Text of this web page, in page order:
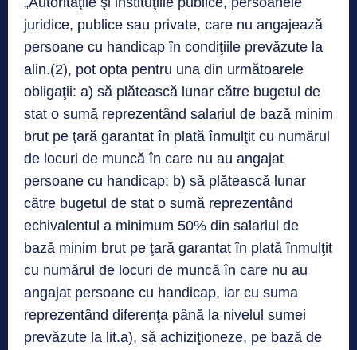
juridice, publice sau private, care nu angajează
persoane cu handicap în condiţiile prevăzute la
alin.(2), pot opta pentru una din următoarele
obligaţii: a) să plătească lunar către bugetul de
stat o sumă reprezentând salariul de bază minim
brut pe ţară garantat în plată înmulţit cu numărul
de locuri de muncă în care nu au angajat
persoane cu handicap; b) să plătească lunar
către bugetul de stat o sumă reprezentând
echivalentul a minimum 50% din salariul de
bază minim brut pe ţară garantat în plată înmulţit
cu numărul de locuri de muncă în care nu au
angajat persoane cu handicap, iar cu suma
reprezentând diferenţa până la nivelul sumei
prevăzute la lit.a), să achiziţioneze, pe bază de